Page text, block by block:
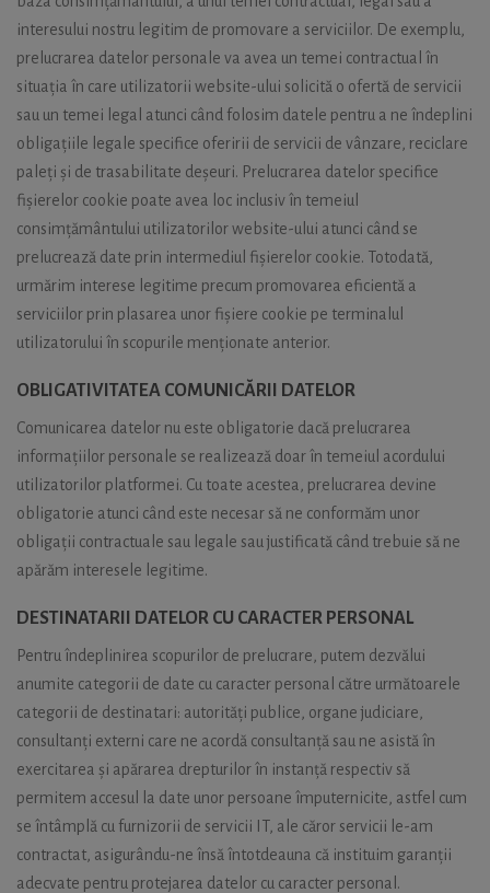
interesului nostru legitim de promovare a serviciilor. De exemplu,
prelucrarea datelor personale va avea un temei contractual în
situația în care utilizatorii website-ului solicită o ofertă de servicii
sau un temei legal atunci când folosim datele pentru a ne îndeplini
obligațiile legale specifice oferirii de servicii de vânzare, reciclare
paleți și de trasabilitate deșeuri. Prelucrarea datelor specifice
fișierelor cookie poate avea loc inclusiv în temeiul
consimțământului utilizatorilor website-ului atunci când se
prelucrează date prin intermediul fișierelor cookie. Totodată,
urmărim interese legitime precum promovarea eficientă a
serviciilor prin plasarea unor fișiere cookie pe terminalul
utilizatorului în scopurile menționate anterior.
OBLIGATIVITATEA COMUNICĂRII DATELOR
Comunicarea datelor nu este obligatorie dacă prelucrarea
informațiilor personale se realizează doar în temeiul acordului
utilizatorilor platformei. Cu toate acestea, prelucrarea devine
obligatorie atunci când este necesar să ne conformăm unor
obligații contractuale sau legale sau justificată când trebuie să ne
apărăm interesele legitime.
DESTINATARII DATELOR CU CARACTER PERSONAL
Pentru îndeplinirea scopurilor de prelucrare, putem dezvălui
anumite categorii de date cu caracter personal către următoarele
categorii de destinatari: autorități publice, organe judiciare,
consultanți externi care ne acordă consultanță sau ne asistă în
exercitarea și apărarea drepturilor în instanță respectiv să
permitem accesul la date unor persoane împuternicite, astfel cum
se întâmplă cu furnizorii de servicii IT, ale căror servicii le-am
contractat, asigurându-ne însă întotdeauna că instituim garanții
adecvate pentru protejarea datelor cu caracter personal.